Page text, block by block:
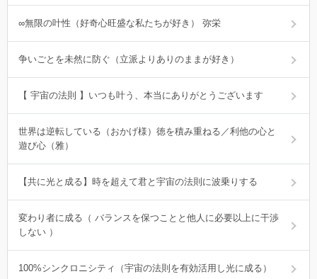
∞無限の叶性（好奇心旺盛な私たちが好き） 弥栄
争いごとを未然に防ぐ（立派よりありのままが好き）
【 宇宙の法則 】いつも叶う、本当にありがとうございます
世界は逆転している（おかげ様）徳を積み重ねる／利他の心と
遊び心（雅）
【共に光と成る】時を超えて君と宇宙の法則に波乗りする
変わり者に成る（ バランスを保つことと他人に必要以上に干渉
しない ）
100%シンクロニシティ（宇宙の法則を有効活用し光に成る）